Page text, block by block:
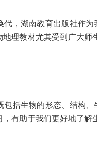
湖南教育出版社作为
理教材尤其受到广大师
括生物的形态、结构、
有助于我们更好地了解